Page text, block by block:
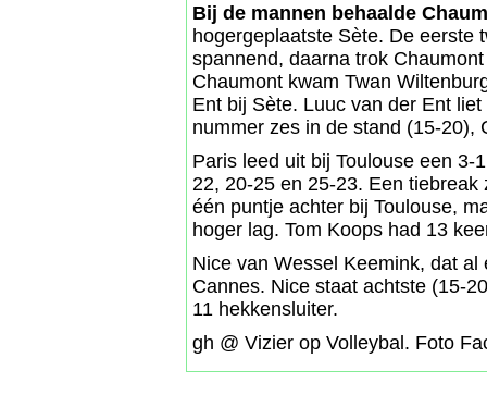
Bij de mannen behaalde
hogergeplaatste Sète. De eerste
spannend, daarna trok
Chaumont kwam Twan
Ent bij Sète. Luuc van der Ent
nummer zes in de stand (15-20),
Paris leed uit bij Toulouse een
22, 20-25 en 25-23. Een
één puntje achter bij Toulouse,
hoger lag. Tom Koops had 13
Nice van Wessel Keemink, dat
Cannes. Nice staat achtste (15-
11 hekkensluiter.
gh @ Vizier op Volleybal. Foto